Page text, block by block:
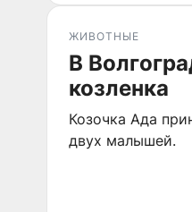
ЖИВОТНЫЕ
В
козленка
Козочка Ада
двух малышей.